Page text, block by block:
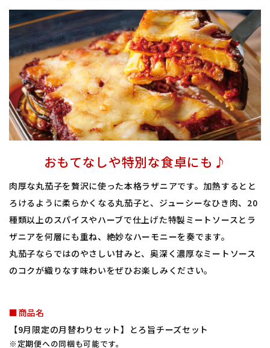
おもてなしや特別な食卓にも♪
肉厚な丸茄子を贅沢に使った本格ラザニアです。加熱するとと
ろけるように柔らかくなる丸茄子と、ジューシーなひき肉、20
種類以上のスパイスやハーブで仕上げた特製ミートソースとラ
ザニアを何層にも重ね、絶妙なハーモニーを奏でます。
丸茄子ならではのやさしい甘みと、奥深く濃厚なミートソース
のコクが織りなす味わいをぜひお楽しみください。
■商品名
【9月限定の月替わりセット】とろ旨チーズセット
※定期便への同梱も可能です。